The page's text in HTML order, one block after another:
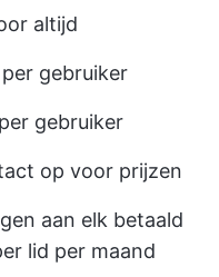
altijd
gebruiker
gebruiker
op voor prijzen
aan elk betaald
lid per maand